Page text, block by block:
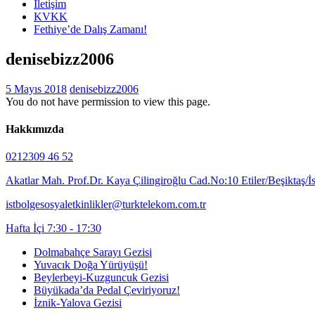
İletişim
KVKK
Fethiye’de Dalış Zamanı!
denisebizz2006
5 Mayıs 2018 denisebizz2006
You do not have permission to view this page.
Hakkımızda
0212309 46 52
Akatlar Mah. Prof.Dr. Kaya Çilingiroğlu Cad.No:10 Etiler/Beşiktaş/
istbolgesosyaletkinlikler@turktelekom.com.tr
Hafta İçi 7:30 - 17:30
Dolmabahçe Sarayı Gezisi
Yuvacık Doğa Yürüyüşü!
Beylerbeyi-Kuzguncuk Gezisi
Büyükada’da Pedal Çeviriyoruz!
İznik-Yalova Gezisi